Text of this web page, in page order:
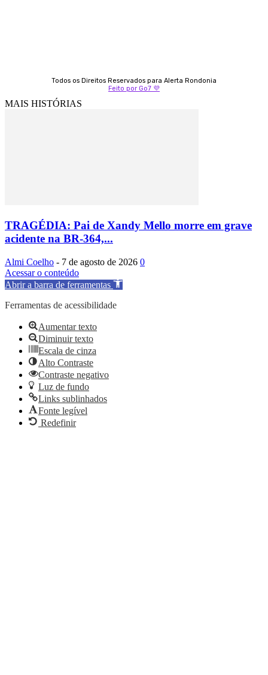
Todos os Direitos Reservados para Alerta Rondonia
Feito por Go7 💜
MAIS HISTÓRIAS
TRAGÉDIA: Pai de Xandy Mello morre em grave
acidente na BR-364,...
Almi Coelho - 7 de agosto de 2026 0
Acessar o conteúdo
Abrir a barra de ferramentas
Ferramentas de acessibilidade
Aumentar texto
Diminuir texto
Escala de cinza
Alto Contraste
Contraste negativo
Luz de fundo
Links sublinhados
Fonte legível
Redefinir